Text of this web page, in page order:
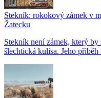
Stekník: rokokový zámek v
Žatecku
Stekník není zámek, který
šlechtická kulisa. Jeho příběh